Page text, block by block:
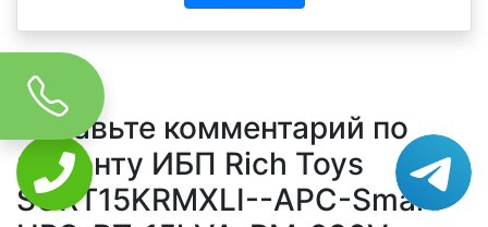
Оставьте комментарий по
ремонту ИБП Rich Toys
SURT15KRMXLI--APC-Smart-